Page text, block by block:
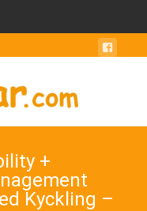
+
Kyckling –